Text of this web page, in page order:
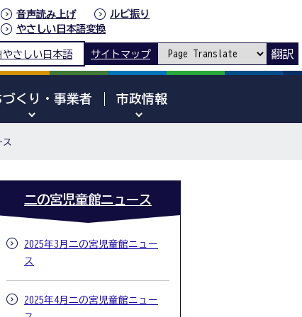
音声読み上げ
ルビ振り
やさしい日本語変換
やさしい日本語 サイトマップ 翻訳
づくり・事業者 市政情報
ス
二の宮児童館ニュース
2025年3月二の宮児童館ニュー
ス
2025年4月二の宮児童館ニュー